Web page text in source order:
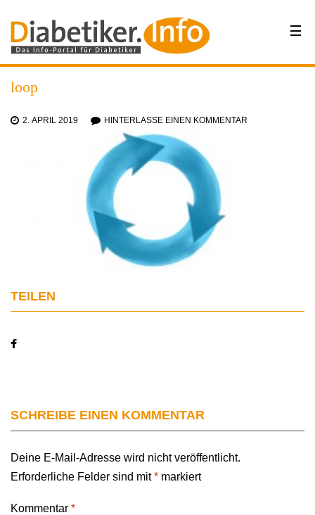
loop
2. APRIL 2019 HINTERLASSE EINEN KOMMENTAR
TEILEN
SCHREIBE EINEN KOMMENTAR
Deine E-Mail-Adresse wird nicht veröffentlicht.
Erforderliche Felder sind mit* markiert
Kommentar *